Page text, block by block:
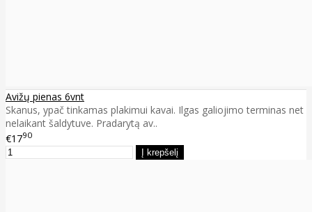
Avižų pienas 6vnt
Skanus, ypač tinkamas plakimui kavai. Ilgas galiojimo terminas net
nelaikant šaldytuve. Pradarytą av..
€1790